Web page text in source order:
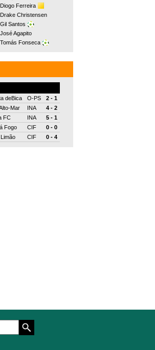
Diogo Ferreira
Drake Christensen
Gil Santos
José Agapito
Tomás Fonseca
deBica O-PS
2 - 1
Mar INA
4 - 2
FC INA
5 - 1
Fogo CIF
0 - 0
CIF 0 - 4